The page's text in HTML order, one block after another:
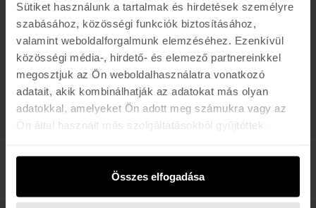
Sütiket használunk a tartalmak és hirdetések személyre
szabásához, közösségi funkciók biztosításához,
valamint weboldalforgalmunk elemzéséhez. Ezenkívül
közösségi média-, hirdető- és elemező partnereinkkel
megosztjuk az Ön weboldalhasználatra vonatkozó
adatait, akik kombinálhatják az adatokat más olyan
adatokkal, amelyeket Ön adott meg számukra vagy az
Ön által használt más szolgáltatásokból gyűjtöttek.
Összes elfogadása
Buda:
1113 Budapest, Karolina út 17/b
1061 Budapest Király u. 52.
Karolina:+36 (1) 466-5510, +36 (30) 3193924
Király: +36 (20) 954-6055
Webshop Info: +36 (30) 478-1540,Kölcsönző +36 (20) 447-5445